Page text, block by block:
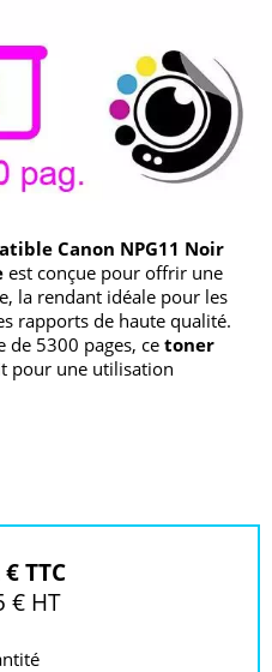
Canon NPG11 Noir
est conçue pour offrir une
la rendant idéale pour les
rapports de haute qualité.
de 5300 pages, ce toner
pour une utilisation
TTC
€ HT